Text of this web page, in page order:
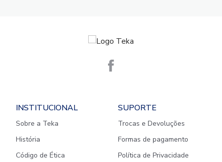
INSTITUCIONAL
Sobre a Teka
História
Código de Ética
SUPORTE
Trocas e Devoluções
Formas de pagamento
Política de Privacidade